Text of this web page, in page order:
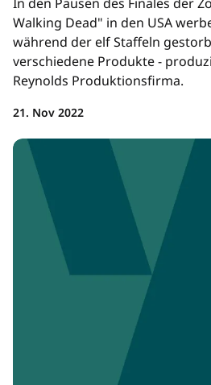
In den Pausen des Finales der
Walking Dead" in den USA
während der elf Staffeln
verschiedene Produkte -
Reynolds Produktionsfirma.
21. Nov 2022